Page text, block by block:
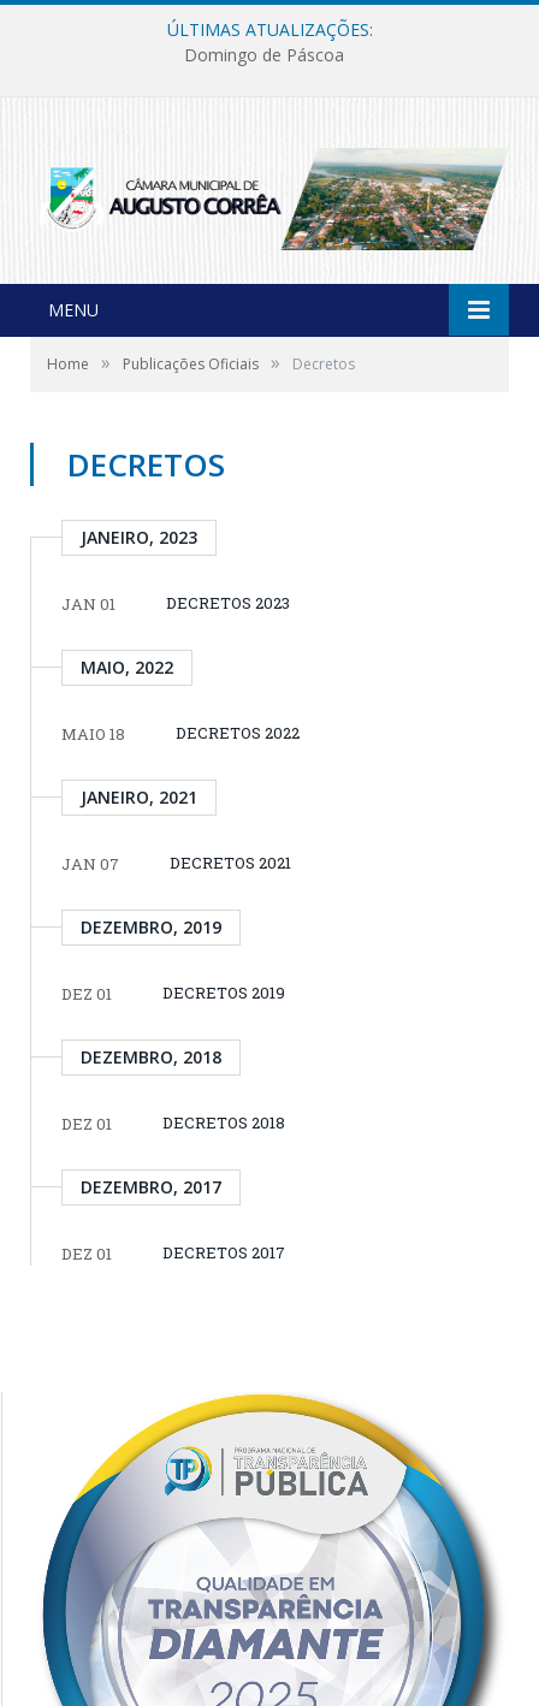
ÚLTIMAS ATUALIZAÇÕES:
Domingo de Páscoa
MENU
Home » Publicações Oficiais » Decretos
DECRETOS
JANEIRO, 2023
JAN 01 DECRETOS 2023
MAIO, 2022
MAIO 18 DECRETOS 2022
JANEIRO, 2021
JAN 07 DECRETOS 2021
DEZEMBRO, 2019
DEZ 01 DECRETOS 2019
DEZEMBRO, 2018
DEZ 01 DECRETOS 2018
DEZEMBRO, 2017
DEZ 01 DECRETOS 2017